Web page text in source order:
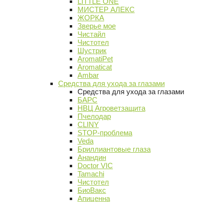
МИСТЕР АЛЕКС
ЖОРКА
Зверье мое
Чистайл
Чистотел
Шустрик
AromatiPet
Aromaticat
Ambar
Средства для ухода за глазами
Средства для ухода за глазами
БАРС
НВЦ Агроветзащита
Пчелодар
CLINY
STOP-проблема
Veda
Бриллиантовые глаза
Анандин
Doctor VIC
Tamachi
Чистотел
БиоВакс
Апиценна